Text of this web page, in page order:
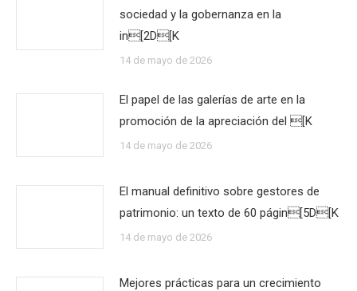
sociedad y la gobernanza en la
in[2D[K
14 de mayo de 2026
El papel de las galerías de arte en la
promoción de la apreciación del [K
14 de mayo de 2026
El manual definitivo sobre gestores de
patrimonio: un texto de 60 págin[5D[K
14 de mayo de 2026
Mejores prácticas para un crecimiento